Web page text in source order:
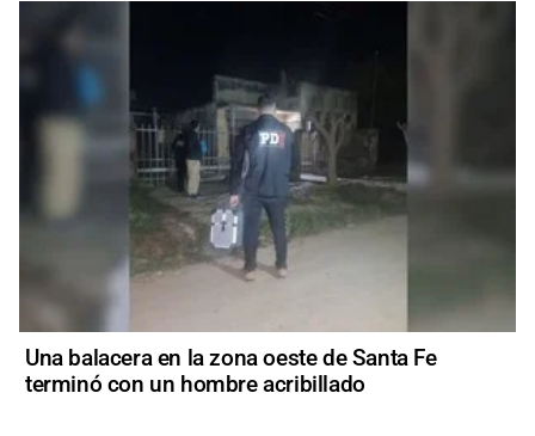
Una balacera en la zona oeste de Santa Fe
terminó con un hombre acribillado